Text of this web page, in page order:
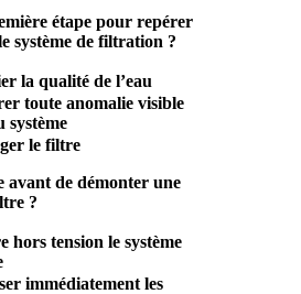
étape pour repérer
système de filtration ?
la qualité de l’eau
toute anomalie visible
système
le filtre
avant de démonter une
?
hors tension le système
immédiatement les